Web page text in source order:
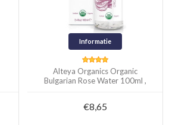
Informatie
Alteya Organics Organic
Bulgarian Rose Water 100ml ,
€8,65